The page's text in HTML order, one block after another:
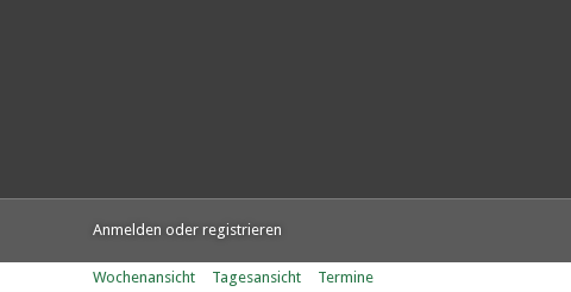
Anmelden oder registrieren
Wochenansicht Tagesansicht Termine